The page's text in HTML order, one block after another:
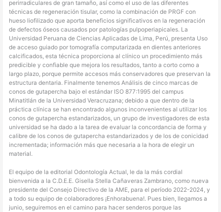
perirradiculares de gran tamaño, así como el uso de las diferentes
técnicas de regeneración tisular, como la combinación de PRGF con
hueso liofilizado que aporta beneficios significativos en la regeneración
de defectos óseos causados por patologías pulpoperiapicales. La
Universidad Peruana de Ciencias Aplicadas de Lima, Perú, presenta Uso
de acceso guiado por tomografía computarizada en dientes anteriores
calcificados, esta técnica proporciona al clínico un procedimiento más
predicible y confiable que mejora los resultados, tanto a corto como a
largo plazo, porque permite accesos más conservadores que preservan la
estructura dentaria. Finalmente tenemos Análisis de cinco marcas de
conos de gutapercha bajo el estándar ISO 877:1995 del campus
Minatitlán de la Universidad Veracruzana; debido a que dentro de la
práctica clínica se han encontrado algunos inconvenientes al utilizar los
conos de gutapercha estandarizados, un grupo de investigadores de esta
universidad se ha dado a la tarea de evaluar la concordancia de forma y
calibre de los conos de gutapercha estandarizados y de los de conicidad
incrementada; información más que necesaria a la hora de elegir un
material.
El equipo de la editorial Odontología Actual, le da la más cordial
bienvenida a la C.D.E.E. Gisella Stella Cañaveras Zambrano, como nueva
presidente del Consejo Directivo de la AME, para el período 2022-2024, y
a todo su equipo de colaboradores ¡Enhorabuena!. Pues bien, llegamos a
junio, seguiremos en el camino para hacer senderos porque las